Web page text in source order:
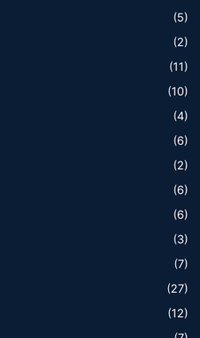
(5)
(2)
(11)
(10)
(4)
(6)
(2)
(6)
(6)
(3)
(7)
(27)
(12)